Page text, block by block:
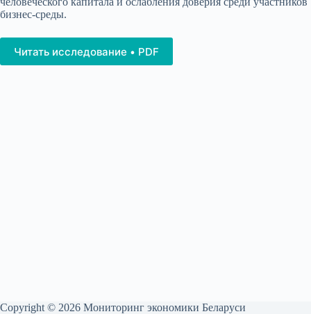
бизнес-среды.
Читать исследование • PDF
Copyright © 2026 Мониторинг экономики Беларуси